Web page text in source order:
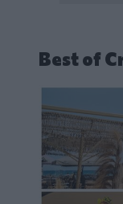
Best of